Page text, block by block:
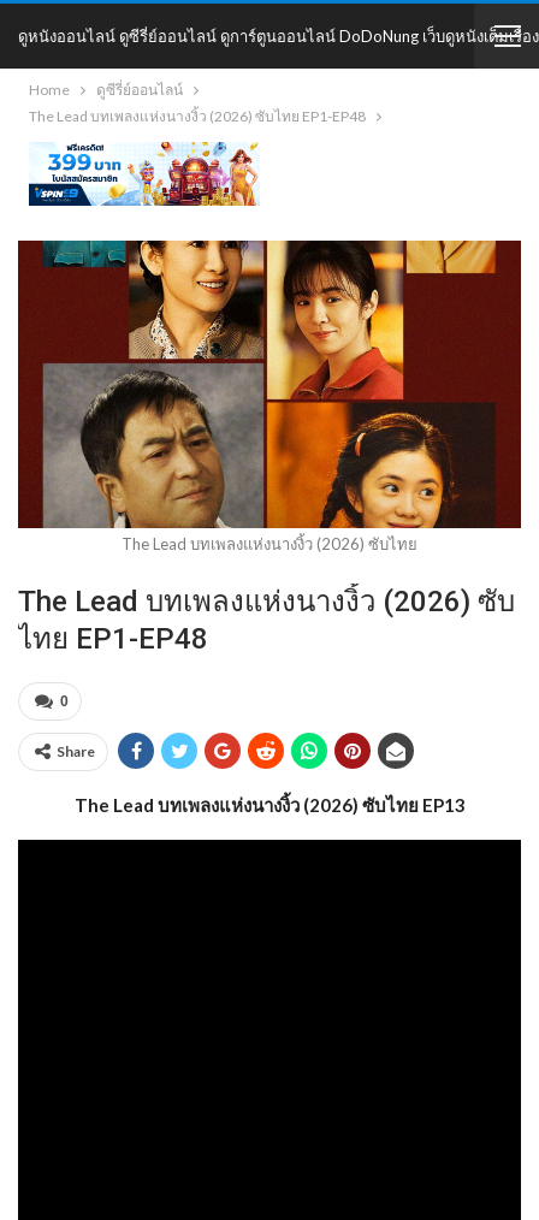
ดูหนังออนไลน์ ดูซีรี่ย์ออนไลน์ ดูการ์ตูนออนไลน์ DoDoNung เว็บดูหนังเต็มเรื่อง
DoDoNung
Home
ดูซีรี่ย์ออนไลน์
The Lead บทเพลงแห่งนางงิ้ว (2026) ซับไทย EP1-EP48
The Lead บทเพลงแห่งนางงิ้ว (2026) ซับไทย
The Lead บทเพลงแห่งนางงิ้ว (2026) ซับ
ไทย EP1-EP48
0
Share
The Lead บทเพลงแห่งนางงิ้ว (2026) ซับไทย EP13